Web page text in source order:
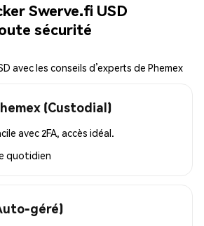
Swerve.fi USD
sécurité
avec les conseils d’experts de Phemex
(Custodial)
avec 2FA, accès idéal.
quotidien
géré)